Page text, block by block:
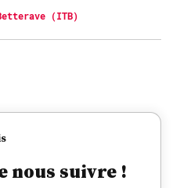
(ITB)
nous suivre !